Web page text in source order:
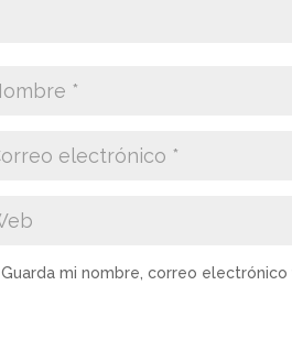
Guarda mi nombre, correo